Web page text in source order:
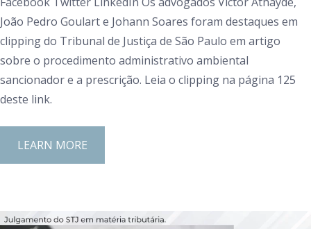
João Pedro Goulart e Johann Soares foram destaques em
clipping do Tribunal de Justiça de São Paulo em artigo
sobre o procedimento administrativo ambiental
sancionador e a prescrição. Leia o clipping na página 125
deste link.
LEARN MORE